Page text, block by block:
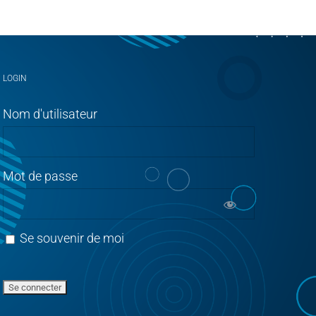
LOGIN
Nom d'utilisateur
Mot de passe
Se souvenir de moi